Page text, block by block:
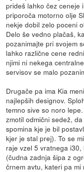
prideš lahko čez ceneje
priporoča motorno olje
nekje dobil zelo poceni
Delo še vedno plačaš,
pozanimajte pri svojem
lahko različne cene
njimi ni nekega
servisov se malo
Drugače pa ima Kia
najlepših designov.
temno sive so noro
zmotil odmični sedež,
spomina kje je bil
kjer je stal prej). To se
raje vzel 5 vratnega
(čudna zadnja šipa z
črnem avtu, kateri pa mi